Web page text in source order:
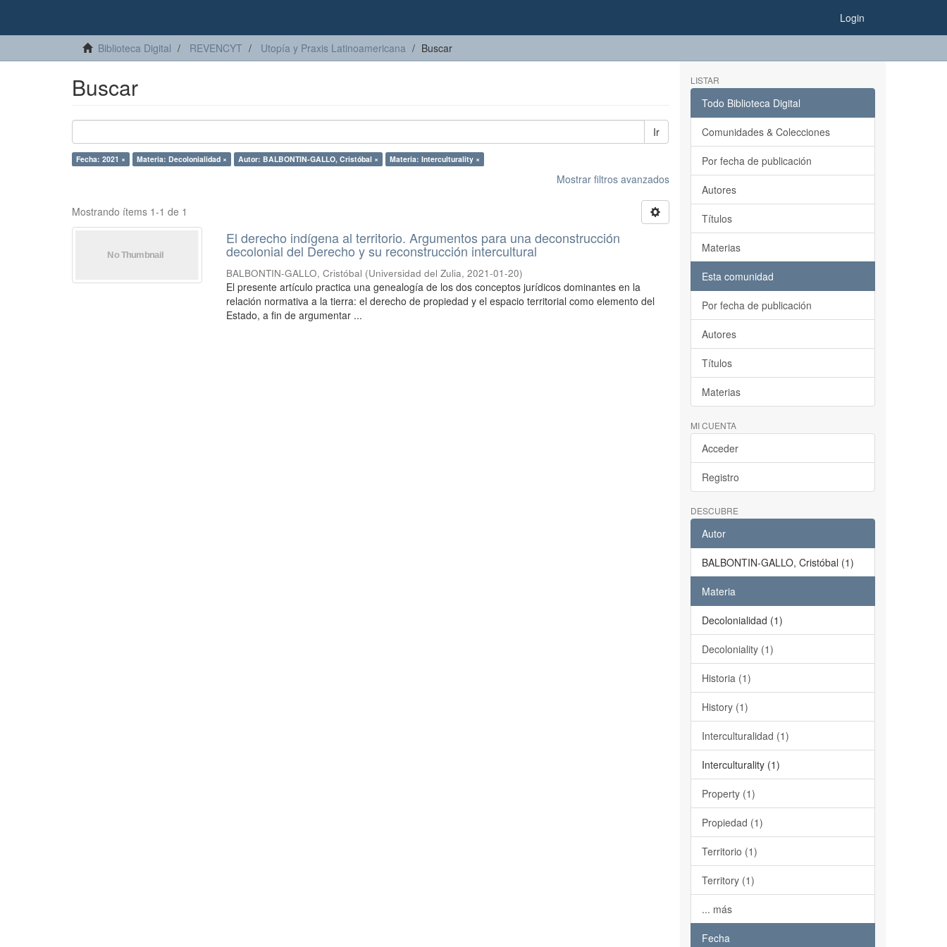
Login
Biblioteca Digital REVENCYT Utopía y Praxis Latinoamericana Buscar
Buscar
Ir
Fecha: 2021 × Materia: Decolonialidad × Autor: BALBONTIN-GALLO, Cristóbal × Materia: Interculturality ×
Mostrar filtros avanzados
Mostrando ítems 1-1 de 1
El derecho indígena al territorio. Argumentos para una deconstrucción
decolonial del Derecho y su reconstrucción intercultural
BALBONTIN-GALLO, Cristóbal (Universidad del Zulia,2021-01-20)
El presente artículo practica una genealogía de los dos conceptos jurídicos dominantes en la
relación normativa a la tierra: el derecho de propiedad y el espacio territorial como elemento del
Estado, a fin de argumentar ...
LISTAR
Todo Biblioteca Digital
Comunidades & Colecciones
Por fecha de publicación
Autores
Títulos
Materias
Esta comunidad
Por fecha de publicación
Autores
Títulos
Materias
MI CUENTA
Acceder
Registro
DESCUBRE
Autor
BALBONTIN-GALLO, Cristóbal (1)
Materia
Decolonialidad (1)
Decoloniality (1)
Historia (1)
History (1)
Interculturalidad (1)
Interculturality (1)
Property (1)
Propiedad (1)
Territorio (1)
Territory (1)
... más
Fecha